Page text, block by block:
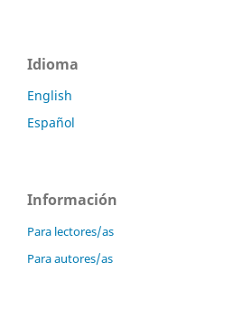
Idioma
English
Español
Información
Para lectores/as
Para autores/as